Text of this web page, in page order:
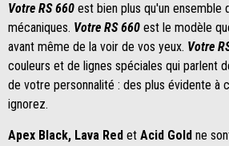
Votre RS 660 est bien plus qu'un ensemble
mécaniques. Votre RS 660 est le modèle
avant même de la voir de vos yeux. Votre
couleurs et de lignes spéciales qui parlent
de votre personnalité : des plus évidente à
ignorez.
Apex Black, Lava Red et Acid Gold ne